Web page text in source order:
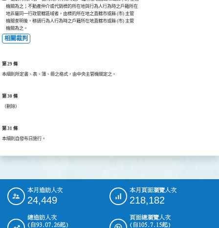
    機關為之；不動產仲介或代銷標的所在地與行為人行為時之戶籍所在
    地非屬同一行政管轄區域者，由標的所在地之直轄市或縣 (市) 主管
    機關查明後，移請行為人行為時之戶籍所在地直轄市或縣 (市) 主管
相關裁判
第 29 條
本細則所定書、表、簿、冊之格式，由中央主管機關定之。
第 30 條
第 31 條
本細則自發布日施行。
::: 本月造訪人次
24,449
本月頁面瀏覽人次
218,182
總造訪人次
(自93.07.26起)
頁面總瀏覽人次
(自105.7.15起)